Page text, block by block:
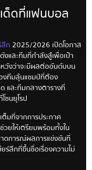
ด็ดที่แฟนบอล
ก 2025/2026 เปิดโอกาส
งและทีมที่กำลังสู้เพื่อเป้า
วังว่าจะมีผลต่ออันดับบน
งทีมลุ้นแชมป์ที่ต้อง
และทีมกลางตารางที่
นยุโรป
มที่จากการประกาศ
วยให้เตรียมพร้อมทั้งใน
าดการณ์ผลการแข่งขันที่
ลีกที่ขึ้นชื่อเรื่องความไม่